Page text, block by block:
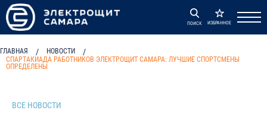
ПОИСК ИЗБРАННОЕ
ГЛАВНАЯ / НОВОСТИ /
СПАРТАКИАДА РАБОТНИКОВ ЭЛЕКТРОЩИТ САМАРА: ЛУЧШИЕ СПОРТСМЕНЫ
ОПРЕДЕЛЕНЫ
ВСЕ НОВОСТИ